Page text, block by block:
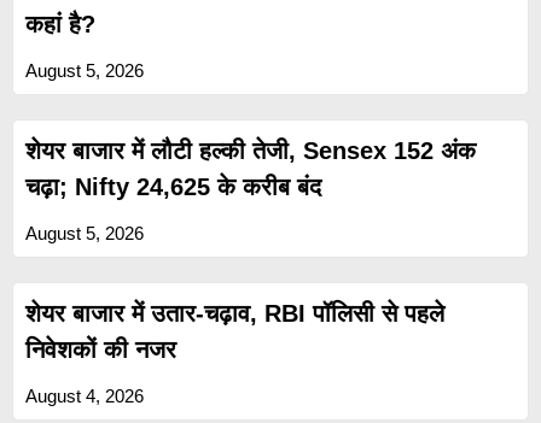
कहां है?
August 5, 2026
शेयर बाजार में लौटी हल्की तेजी, Sensex 152 अंक
चढ़ा; Nifty 24,625 के करीब बंद
August 5, 2026
शेयर बाजार में उतार-चढ़ाव, RBI पॉलिसी से पहले
निवेशकों की नजर
August 4, 2026